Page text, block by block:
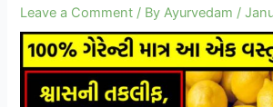
Leave a Comment / ByAyurvedam /